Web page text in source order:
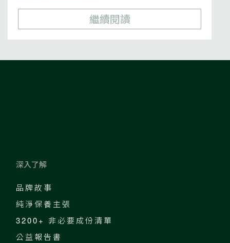
繼續閱讀
深入了解
品牌故事
純淨保養主張
3200+ 非必要成份清單
公益報告書